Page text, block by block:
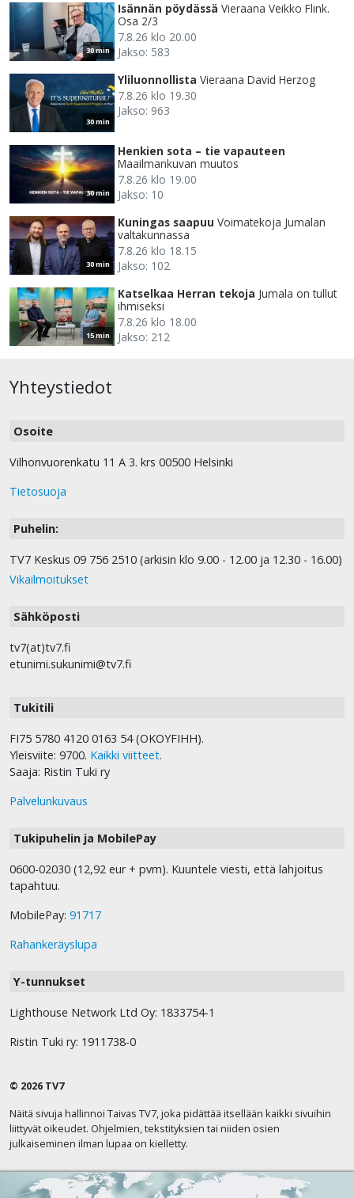
30 min
Isännän pöydässä Vieraana Veikko Flink.
Osa 2/3
7.8.26 klo 20.00
Jakso: 583
30 min
Yliluonnollista Vieraana David Herzog
7.8.26 klo 19.30
Jakso: 963
30 min
Henkien sota – tie vapauteen
Maailmankuvan muutos
7.8.26 klo 19.00
Jakso: 10
30 min
Kuningas saapuu Voimatekoja Jumalan
valtakunnassa
7.8.26 klo 18.15
Jakso: 102
15 min
Katselkaa Herran tekoja Jumala on tullut
ihmiseksi
7.8.26 klo 18.00
Jakso: 212
Yhteystiedot
Osoite
Vilhonvuorenkatu 11 A 3. krs 00500 Helsinki
Tietosuoja
Puhelin:
TV7 Keskus 09 756 2510 (arkisin klo 9.00 - 12.00 ja 12.30 - 16.00)
Vikailmoitukset
Sähköposti
tv7(at)tv7.fi
etunimi.sukunimi@tv7.fi
Tukitili
FI75 5780 4120 0163 54 (OKOYFIHH).
Yleisviite: 9700. Kaikki viitteet.
Saaja: Ristin Tuki ry
Palvelunkuvaus
Tukipuhelin ja MobilePay
0600-02030 (12,92 eur + pvm). Kuuntele viesti, että lahjoitus
tapahtuu.
MobilePay: 91717
Rahankeräyslupa
Y-tunnukset
Lighthouse Network Ltd Oy: 1833754-1
Ristin Tuki ry: 1911738-0
© 2026 TV7
Näitä sivuja hallinnoi Taivas TV7, joka pidättää itsellään kaikki sivuihin
liittyvät oikeudet. Ohjelmien, tekstityksien tai niiden osien
julkaiseminen ilman lupaa on kielletty.